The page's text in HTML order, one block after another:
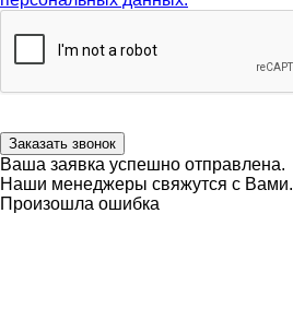
Заказать звонок
Ваша заявка успешно отправлена.
Наши менеджеры свяжутся с Вами.
Произошла ошибка